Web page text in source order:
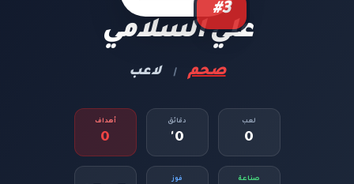
#3
علي السلامي
صحم | لاعب
لعب
0
دقائق
0'
أهداف
0
صناعة فوز